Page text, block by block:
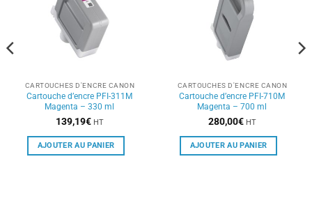
CARTOUCHES D'ENCRE CANON
Cartouche d’encre PFI-311M
Magenta – 330 ml
139,19€ HT
AJOUTER AU PANIER
CARTOUCHES D'ENCRE CANON
Cartouche d’encre PFI-710M
Magenta – 700 ml
280,00€ HT
AJOUTER AU PANIER